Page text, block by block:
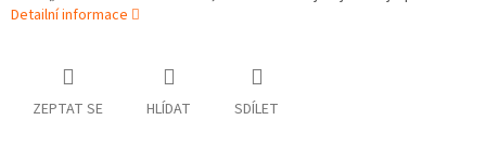
Detailní informace
ZEPTAT SE HLÍDAT SDÍLET